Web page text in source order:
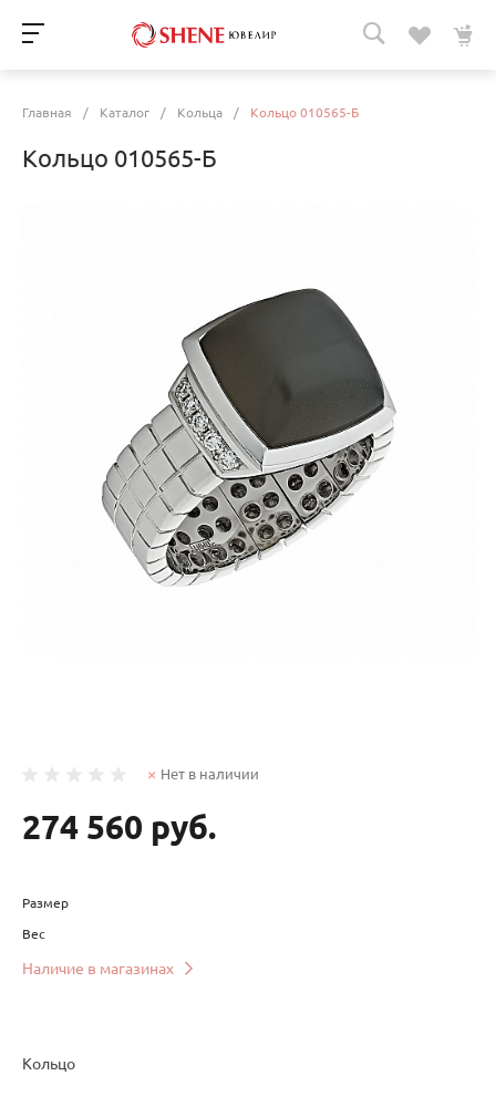
Главная / Каталог / Кольца / Кольцо 010565-Б
Кольцо 010565-Б
Нет в наличии
274 560 руб.
Размер
Вес
Наличие в магазинах
Кольцо